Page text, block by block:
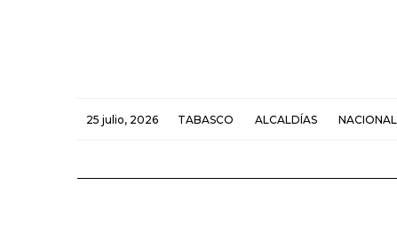
25 julio, 2026 TABASCO ALCALDÍAS NACIONAL